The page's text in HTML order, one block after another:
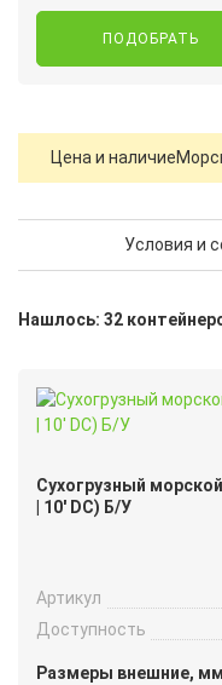
Цена и наличие
Условия и
Нашлось: 32
Сухогрузный
| 10′ DC) Б/У
Артикул
Доступность
Размеры внешние, мм